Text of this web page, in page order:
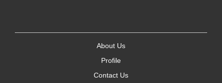
About Us
Profile
Contact Us